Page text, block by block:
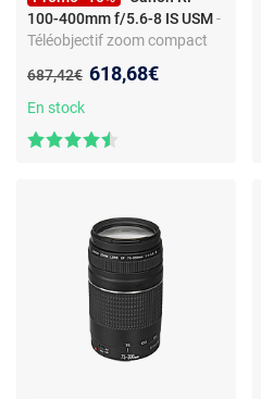
100-400mm f/5.6-8 IS USM-
Téléobjectif zoom compact
Canon R avec stabilisation
intégrée
Ancien prix :
687,42€ Nouveau prix :
618,68€
En stock